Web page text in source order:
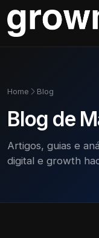
Home Blog
Blog de
Artigos, guias e
digital e growth